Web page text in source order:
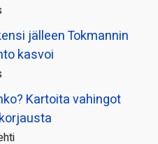
jälleen Tokmannin
kasvoi
Kartoita vahingot